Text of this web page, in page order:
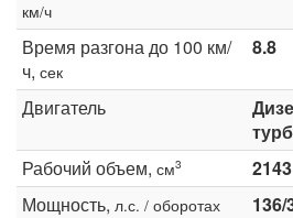
км/ч
Время разгона до 100 км/
ч, сек
8.8
Двигатель
Рабочий объем, см3
2143
Мощность, л.с. / оборотах
136/